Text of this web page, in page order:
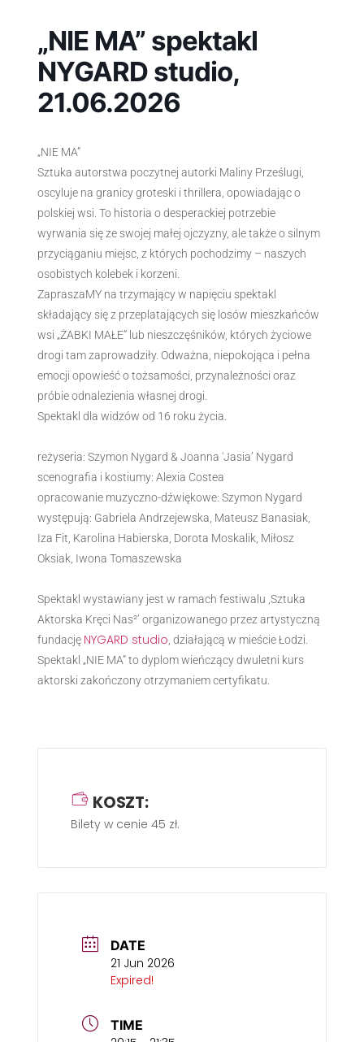
„NIE MA” spektakl
NYGARD studio,
21.06.2026
„NIE MA”
Sztuka autorstwa poczytnej autorki Maliny Prześlugi,
oscyluje na granicy groteski i thrillera, opowiadając o
polskiej wsi. To historia o desperackiej potrzebie
wyrwania się ze swojej małej ojczyzny, ale także o silnym
przyciąganiu miejsc, z których pochodzimy – naszych
osobistych kolebek i korzeni.
ZapraszaMY na trzymający w napięciu spektakl
składający się z przeplatających się losów mieszkańców
wsi „ŻABKI MAŁE” lub nieszczęśników, których życiowe
drogi tam zaprowadziły. Odważna, niepokojąca i pełna
emocji opowieść o tożsamości, przynależności oraz
próbie odnalezienia własnej drogi.
Spektakl dla widzów od 16 roku życia.
reżyseria: Szymon Nygard & Joanna 'Jasia’ Nygard
scenografia i kostiumy: Alexia Costea
opracowanie muzyczno-dźwiękowe: Szymon Nygard
występują: Gabriela Andrzejewska, Mateusz Banasiak,
Iza Fit, Karolina Habierska, Dorota Moskalik, Miłosz
Oksiak, Iwona Tomaszewska
Spektakl wystawiany jest w ramach festiwalu ,Sztuka
Aktorska Kręci Nas²’ organizowanego przez artystyczną
fundację NYGARD studio , działającą w mieście Łodzi.
Spektakl „NIE MA” to dyplom wieńczący dwuletni kurs
aktorski zakończony otrzymaniem certyfikatu.
KOSZT:
Bilety w cenie 45 zł.
DATE
21 Jun 2026
Expired!
TIME